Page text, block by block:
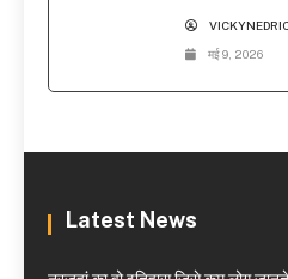
मई 9, 2026
Latest News